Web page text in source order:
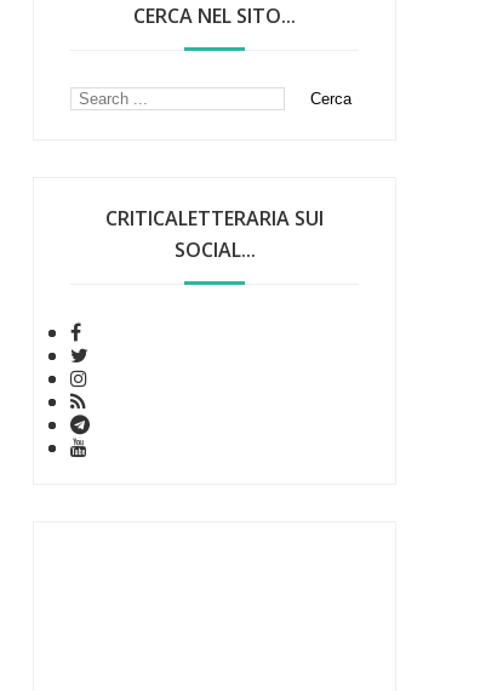
CERCA NEL SITO...
CRITICALETTERARIA SUI
SOCIAL...